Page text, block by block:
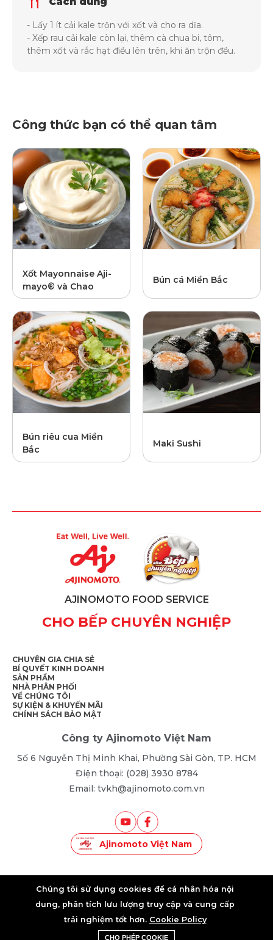
- Lấy 1 ít cải kale trộn với xốt và cho ra dĩa.
- Xếp rau cải kale còn lại, thêm cà chua bi, tôm,
thêm xốt và rắc hạt điều lên trên, khi ăn trộn đều.
Công thức bạn có thể quan tâm
Xốt Mayonnaise Aji-
mayo® và Chao
Bún cá Miền Bắc
Bún riêu cua Miền
Bắc
Maki Sushi
AJINOMOTO FOOD SERVICE
CHO BẾP CHUYÊN NGHIỆP
CHUYÊN GIA CHIA SẺ
BÍ QUYẾT KINH DOANH
SẢN PHẨM
NHÀ PHÂN PHỐI
VỀ CHÚNG TÔI
SỰ KIỆN & KHUYẾN MÃI
CHÍNH SÁCH BẢO MẬT
Công ty Ajinomoto Việt Nam
Số 6 Nguyễn Thị Minh Khai, Phường Sài Gòn, TP. HCM
Điện thoại: (028) 3930 8784
Email: tvkh@ajinomoto.com.vn
Ajinomoto Việt Nam
©2025 • AJINOMOTO VIETNAM • ALL RIGHTS RESERVED
Chúng tôi sử dụng cookies để cá nhân hóa nội
dung, phân tích lưu lượng truy cập và cung cấp
trải nghiệm tốt hơn. Cookie Policy
CHO PHÉP COOKIE